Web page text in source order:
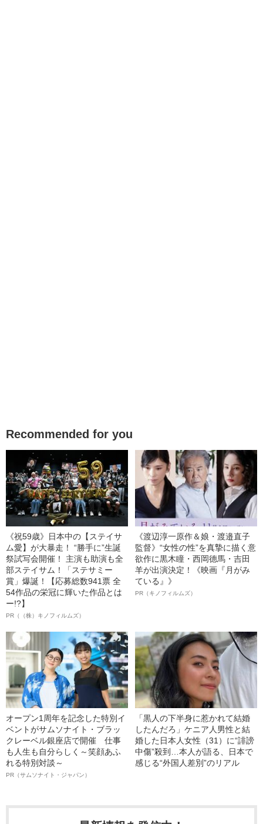
Recommended for you
《祝59歳》日本中の【ステイサ
ム愛】が大暴走！ “勝手に”生誕
祭試写会開催！ 主演も助演も全
部ステイサム！「ステサミー
賞」爆誕！【応募総数941票 全
54作品の栄冠に輝いた作品とは
ー!?】
PR（（株）キノフィルムズ）
《渡辺淳一原作＆娘・渡邉直子
監督》“女性の性”を真摯に描く意
欲作に黒木瞳・西岡德馬・吉田
羊が出演決定！《映画『月がみ
ている』》
PR（キノフィルムズ）
オープン1周年を記念した特別イ
ベントがサムソナイト・ブラッ
クレーベル銀座店で開催 仕事
も人生も自分らしく～笑顔あふ
れる特別対談～
PR（サムソナイト・ジャパン）
「黒人の下半身に惹かれて結婚
したんだろ」ケニア人男性と結
婚した日本人女性（31）に“誹謗
中傷”殺到…本人が語る、日本で
感じる“外国人差別”のリアル